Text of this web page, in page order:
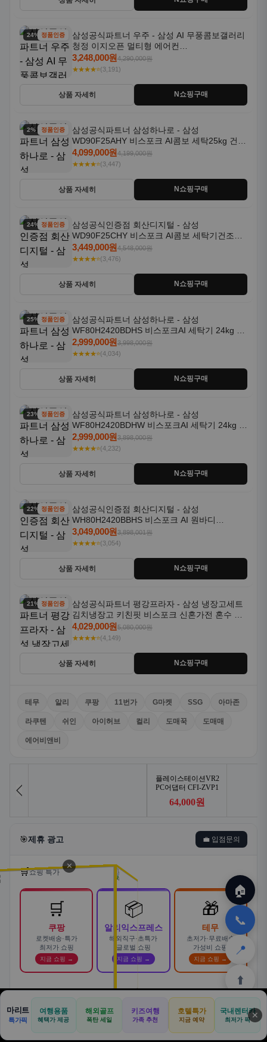
24% 할인정품인증
삼성공식파트너 우주 - 삼성 AI 무풍콤보갤러리
청정 이지오픈 멀티형 에어컨
AF80F17D22WRS 기본설치포함
3,248,000원4,290,000원
★★★★⭐(3,191)
상품 자세히 N쇼핑구매
2% 할인정품인증
삼성공식파트너 삼성하나로 - 삼성
WD90F25AHY 비스포크 AI콤보 세탁25kg 건조
18kg 자동문열림 1등급
4,099,000원4,199,000원
★★★★⭐(3,447)
상품 자세히 N쇼핑구매
24% 할인정품인증
삼성공식인증점 회산디지털 - 삼성
WD90F25CHY 비스포크 AI콤보 세탁기건조기
일체형 25kg+18kg 1등급
3,449,000원4,548,000원
★★★★⭐(3,476)
상품 자세히 N쇼핑구매
25% 할인정품인증
삼성공식파트너 삼성하나로 - 삼성
WF80H2420BDHS 비스포크AI 세탁기 24kg 건
조기 20kg 세제자동투입
2,999,000원3,998,000원
★★★★⭐(4,034)
상품 자세히 N쇼핑구매
23% 할인정품인증
삼성공식파트너 삼성하나로 - 삼성
WF80H2420BDHW 비스포크AI 세탁기 24kg 건
조기 20kg 세제자동투입
2,999,000원3,898,000원
★★★★⭐(4,232)
상품 자세히 N쇼핑구매
22% 할인정품인증
삼성공식인증점 회산디지털 - 삼성
WH80H2420BBHS 비스포크 AI 원바디
24kg+20kg 세제자동투입 1등급
3,049,000원3,898,001원
★★★★⭐(3,054)
상품 자세히 N쇼핑구매
21% 할인정품인증
삼성공식파트너 평강프라자 - 삼성 냉장고세트
김치냉장고 키친핏 비스포크 신혼가전 혼수 입
주가전 빌트인 화이트
4,029,000원5,080,000원
★★★★⭐(4,149)
상품 자세히 N쇼핑구매
테무 알리 쿠팡 11번가 G마켓 SSG 아마존
라쿠텐 쉬인 아이허브 컬리 도매꾹 도매매
에어비앤비
🎯제휴 광고 💼 입점문의
🛒쇼핑 특가
🛒
쿠팡
로켓배송·특가
최저가 쇼핑
지금 쇼핑 →
📦
알리익스프레스
해외직구·초특가
글로벌 쇼핑
지금 쇼핑 →
🎁
테무
초저가·무료배송
가성비 쇼핑
지금 쇼핑 →
🚗
합리적으로
AD
카슐랭 · 신차 장기렌트 · 리스 · 월 렌탈료 비교
바로가기 →
🏠
✈️
공항
⛳
📋
🛒
쿠팡
🎁
테무
🏠
📞
📍
⬆️
🏠 📝
견적
🚐
기사등록
🛒
아마존
✕
마리트
특가픽
여행용품
혜택가 제공
해외골프
폭탄 세일
키즈여행
가족 추천
호텔특가
지금 예약
국내렌터카
최저가 픽 ✕